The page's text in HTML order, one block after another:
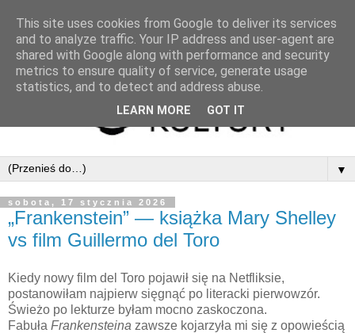
▼
sobota, 17 stycznia 2026
„Frankenstein” — książka Mary Shelley
vs film Guillermo del Toro
Kiedy nowy film del Toro pojawił się na Netfliksie,
postanowiłam najpierw sięgnąć po literacki pierwowzór.
Świeżo po lekturze byłam mocno zaskoczona.
Fabuła Frankensteina zawsze kojarzyła mi się z opowieścią
This site uses cookies from Google to deliver its services
and to analyze traffic. Your IP address and user-agent are
shared with Google along with performance and security
metrics to ensure quality of service, generate usage
statistics, and to detect and address abuse.
LEARN MORE GOT IT